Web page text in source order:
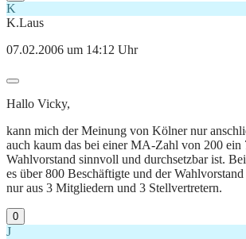
K
K.Laus
07.02.2006 um 14:12 Uhr
Hallo Vicky,
kann mich der Meinung von Kölner nur
auch kaum das bei einer MA-Zahl von 200 ein
Wahlvorstand sinnvoll und durchsetzbar ist.
es über 800 Beschäftigte und der
nur aus 3 Mitgliedern und 3 Stellvertretern.
0
J